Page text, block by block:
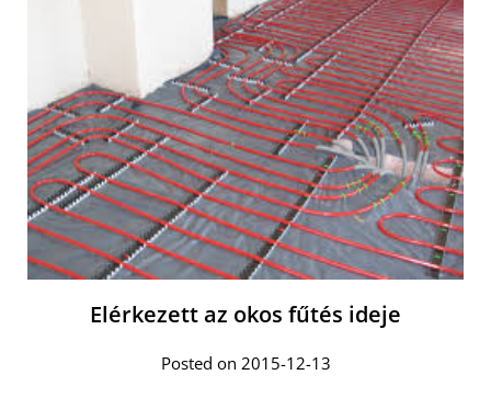
Elérkezett az okos fűtés ideje
Posted on 2015-12-13